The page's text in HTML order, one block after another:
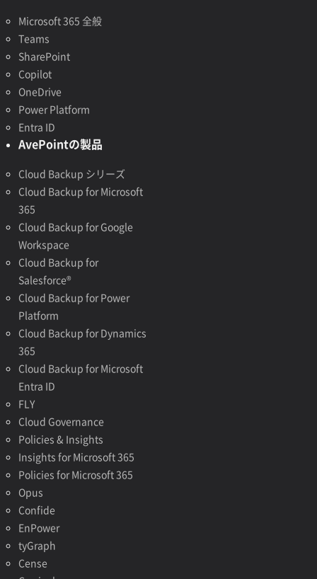
Microsoft 365 全般
Teams
SharePoint
Copilot
OneDrive
Power Platform
Entra ID
AvePointの製品
Cloud Backup シリーズ
Cloud Backup for Microsoft
365
Cloud Backup for Google
Workspace
Cloud Backup for
Salesforce®
Cloud Backup for Power
Platform
Cloud Backup for Dynamics
365
Cloud Backup for Microsoft
Entra ID
FLY
Cloud Governance
Policies & Insights
Insights for Microsoft 365
Policies for Microsoft 365
Opus
Confide
EnPower
tyGraph
Cense